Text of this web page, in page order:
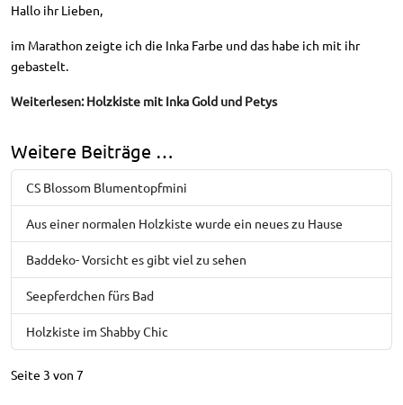
Hallo ihr Lieben,
im Marathon zeigte ich die Inka Farbe und das habe ich mit ihr
gebastelt.
Weiterlesen: Holzkiste mit Inka Gold und Petys
Weitere Beiträge …
CS Blossom Blumentopfmini
Aus einer normalen Holzkiste wurde ein neues zu Hause
Baddeko- Vorsicht es gibt viel zu sehen
Seepferdchen fürs Bad
Holzkiste im Shabby Chic
Seite 3 von 7